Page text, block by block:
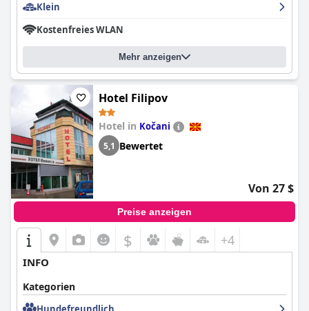
Klein
Kostenfreies WLAN
Mehr anzeigen
Hotel Filipov
Hotel in Kočani
5,1 Bewertet
Von 27 $
Preise anzeigen
$ +4
INFO
Kategorien